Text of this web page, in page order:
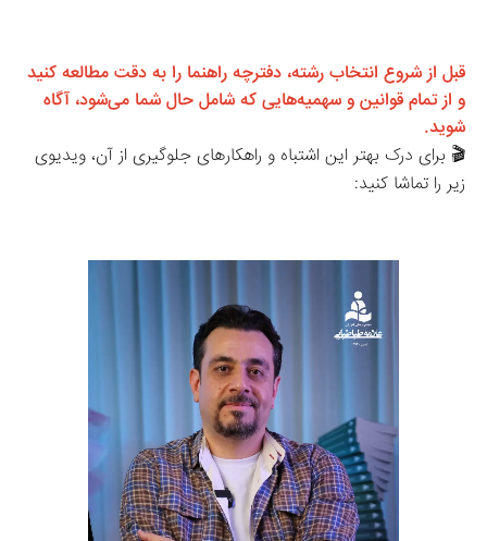
قبل از شروع انتخاب رشته، دفترچه راهنما را به دقت مطالعه کنید
و از تمام قوانین و سهمیه‌هایی که شامل حال شما می‌شود، آگاه
شوید.
🎬 برای درک بهتر این اشتباه و راهکارهای جلوگیری از آن، ویدیوی
زیر را تماشا کنید: